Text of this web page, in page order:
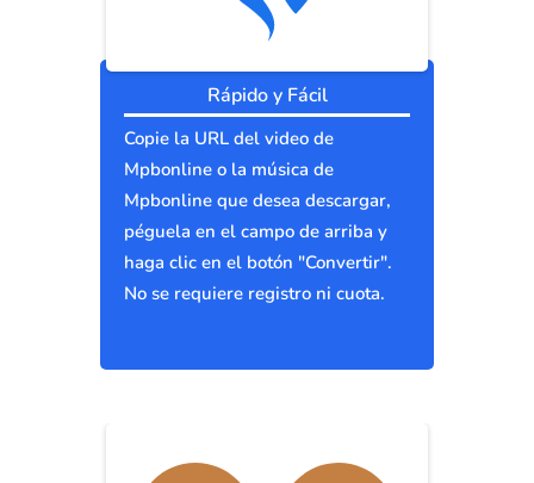
Rápido y Fácil
Copie la URL del video de
Mpbonline o la música de
Mpbonline que desea descargar,
péguela en el campo de arriba y
haga clic en el botón "Convertir".
No se requiere registro ni cuota.